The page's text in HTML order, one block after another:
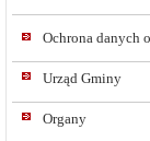
Ochrona danych
Urząd Gminy
Organy